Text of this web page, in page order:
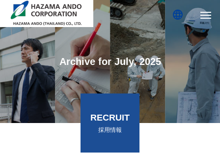
language
Archive for July, 2025
RECRUIT
採用情報